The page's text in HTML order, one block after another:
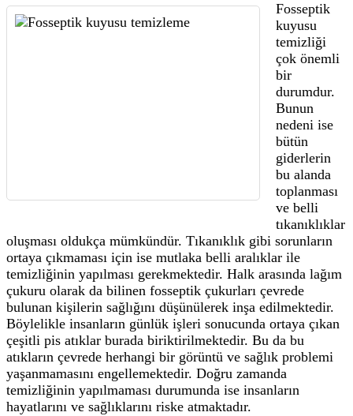
Fosseptik
kuyusu
temizliği
çok önemli
bir
durumdur.
Bunun
nedeni ise
bütün
giderlerin
bu alanda
toplanması
ve belli
tıkanıklıklar
oluşması oldukça mümkündür. Tıkanıklık gibi sorunların
ortaya çıkmaması için ise mutlaka belli aralıklar ile
temizliğinin yapılması gerekmektedir. Halk arasında lağım
çukuru olarak da bilinen fosseptik çukurları çevrede
bulunan kişilerin sağlığını düşünülerek inşa edilmektedir.
Böylelikle insanların günlük işleri sonucunda ortaya çıkan
çeşitli pis atıklar burada biriktirilmektedir. Bu da bu
atıkların çevrede herhangi bir görüntü ve sağlık problemi
yaşanmamasını engellemektedir. Doğru zamanda
temizliğinin yapılmaması durumunda ise insanların
hayatlarını ve sağlıklarını riske atmaktadır.